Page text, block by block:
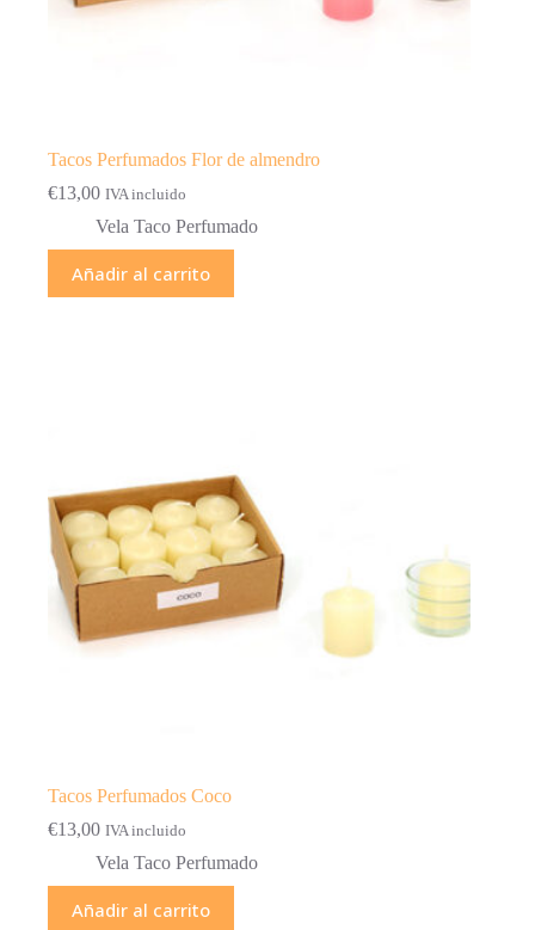
Tacos Perfumados Flor de almendro
€13,00 IVA incluido
Vela Taco Perfumado
Añadir al carrito
Tacos Perfumados Coco
€13,00 IVA incluido
Vela Taco Perfumado
Añadir al carrito